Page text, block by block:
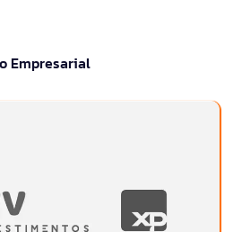
Empresarial